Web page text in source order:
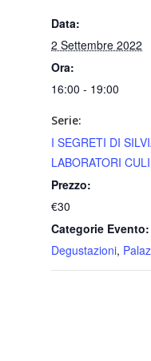
Data:
2 Settembre 2022
Ora:
16:00 - 19:00
Serie:
I SEGRETI DI
LABORATORI
Prezzo:
€30
Categorie Evento:
Degustazioni,